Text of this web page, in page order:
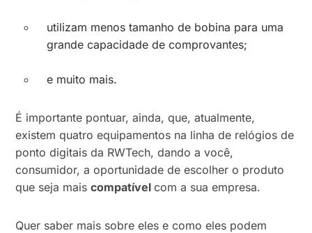
utilizam menos tamanho de bobina para uma
grande capacidade de comprovantes;
e muito mais.
É importante pontuar, ainda, que, atualmente,
existem quatro equipamentos na linha de relógios de
ponto digitais da RWTech, dando a você,
consumidor, a oportunidade de escolher o produto
que seja maiscompatívelcom a sua empresa.
Quer saber mais sobre eles e como eles podem